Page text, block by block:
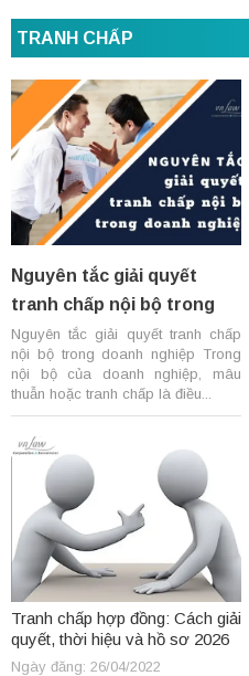
TRANH CHẤP
Nguyên tắc giải quyết
tranh chấp nội bộ trong
doanh nghiệp
Nguyên tắc giải quyết tranh chấp
nội bộ trong doanh nghiệp Trong
nội bộ của doanh nghiệp, mâu
thuẫn hoặc tranh chấp là điều...
Tranh chấp hợp đồng: Cách giải
quyết, thời hiệu và hồ sơ 2026
Ngày đăng: 26/04/2022